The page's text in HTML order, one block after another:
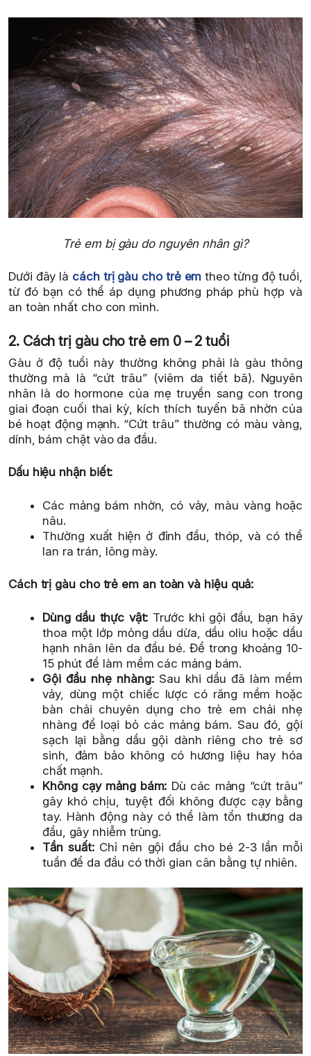
Trẻ em bị gàu do nguyên nhân gì?
Dưới đây là cách trị gàu cho trẻ em theo từng độ tuổi,
từ đó bạn có thể áp dụng phương pháp phù hợp và
an toàn nhất cho con mình.
2. Cách trị gàu cho trẻ em 0 – 2 tuổi
Gàu ở độ tuổi này thường không phải là gàu thông
thường mà là “cứt trâu” (viêm da tiết bã). Nguyên
nhân là do hormone của mẹ truyền sang con trong
giai đoạn cuối thai kỳ, kích thích tuyến bã nhờn của
bé hoạt động mạnh. “Cứt trâu” thường có màu vàng,
dính, bám chặt vào da đầu.
Dấu hiệu nhận biết:
Các mảng bám nhờn, có vảy, màu vàng hoặc
nâu.
Thường xuất hiện ở đỉnh đầu, thóp, và có thể
lan ra trán, lông mày.
Cách trị gàu cho trẻ em an toàn và hiệu quả:
Dùng dầu thực vật: Trước khi gội đầu, bạn hãy
thoa một lớp mỏng dầu dừa, dầu oliu hoặc dầu
hạnh nhân lên da đầu bé. Để trong khoảng 10-
15 phút để làm mềm các mảng bám.
Gội đầu nhẹ nhàng:Sau khi dầu đã làm mềm
vảy, dùng một chiếc lược có răng mềm hoặc
bàn chải chuyên dụng cho trẻ em chải nhẹ
nhàng để loại bỏ các mảng bám. Sau đó, gội
sạch lại bằng dầu gội dành riêng cho trẻ sơ
sinh, đảm bảo không có hương liệu hay hóa
chất mạnh.
Không cạy mảng bám: Dù các mảng “cứt trâu”
gây khó chịu, tuyệt đối không được cạy bằng
tay. Hành động này có thể làm tổn thương da
đầu, gây nhiễm trùng.
Tần suất:Chỉ nên gội đầu cho bé 2-3 lần mỗi
tuần để da đầu có thời gian cân bằng tự nhiên.